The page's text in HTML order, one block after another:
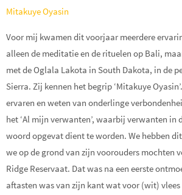
Mitakuye Oyasin
Voor mij kwamen dit voorjaar meerdere
alleen de meditatie en de rituelen op Bali,
met de Oglala Lakota in South Dakota, in de
Sierra. Zij kennen het begrip ‘Mitakuye
ervaren en weten van onderlinge
het ‘Al mijn verwanten’, waarbij verwanten in
woord opgevat dient te worden. We hebben
we op de grond van zijn voorouders mochten
Ridge Reservaat. Dat was na een eerste
aftasten was van zijn kant wat voor (wit)